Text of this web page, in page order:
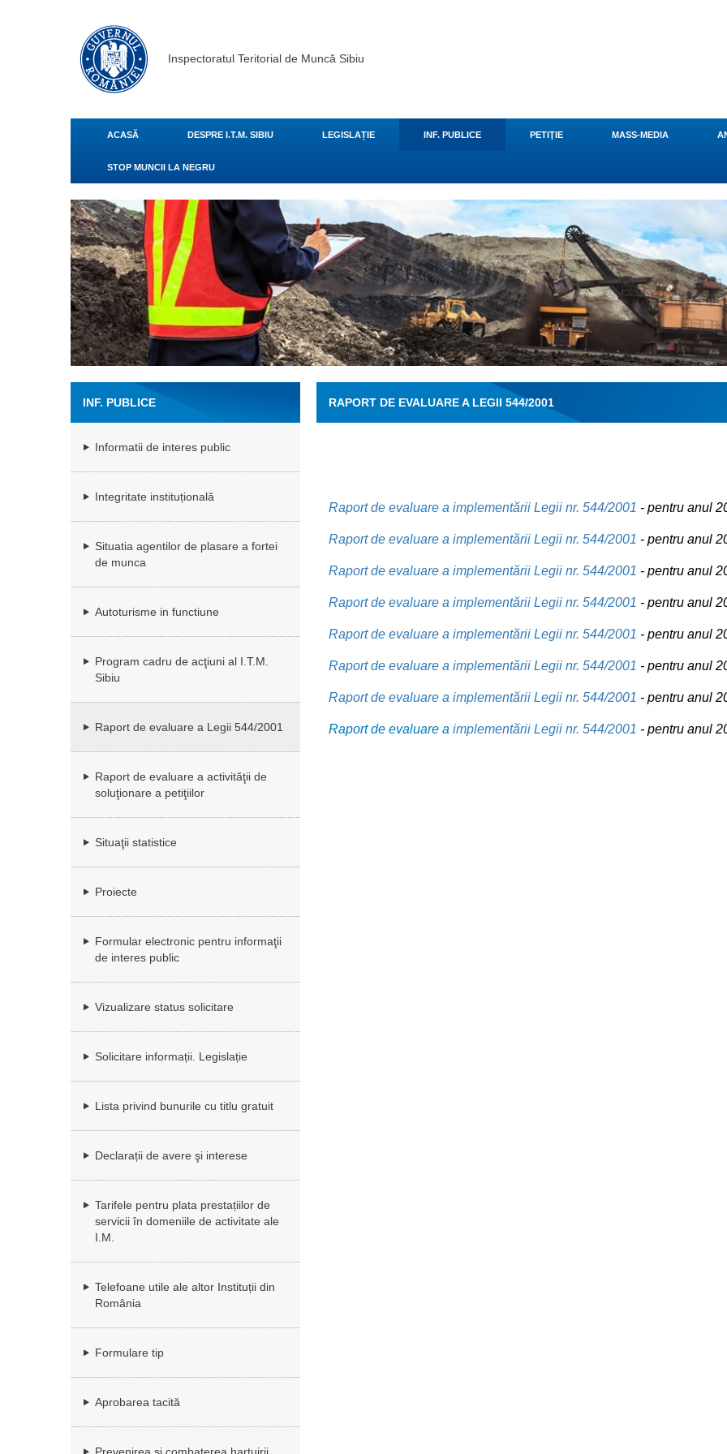
Inspectoratul Teritorial de Muncă Sibiu
ACASĂ DESPRE I.T.M. SIBIU LEGISLAȚIE INF. PUBLICE PETIŢIE MASS-MEDIA
STOP MUNCII LA NEGRU
INF. PUBLICE
Informatii de interes public
Integritate instituțională
Situatia agentilor de plasare a fortei
de munca
Autoturisme in functiune
Program cadru de acţiuni al I.T.M.
Sibiu
Raport de evaluare a Legii 544/2001
Raport de evaluare a activităţii de
soluţionare a petiţiilor
Situaţii statistice
Proiecte
Formular electronic pentru informaţii
de interes public
Vizualizare status solicitare
Solicitare informații. Legislație
Lista privind bunurile cu titlu gratuit
Declarații de avere şi interese
Tarifele pentru plata prestațiilor de
servicii în domeniile de activitate ale
I.M.
Telefoane utile ale altor Instituții din
România
Formulare tip
Aprobarea tacită
RAPORT DE EVALUARE A LEGII 544/2001
Raport de evaluare a implementării Legii nr. 544/2001 - pentru anul
Raport de evaluare a implementării Legii nr. 544/2001 - pentru anul
Raport de evaluare a implementării Legii nr. 544/2001 - pentru anul
Raport de evaluare a implementării Legii nr. 544/2001 - pentru anul
Raport de evaluare a implementării Legii nr. 544/2001 - pentru anul
Raport de evaluare a implementării Legii nr. 544/2001 - pentru anul
Raport de evaluare a implementării Legii nr. 544/2001 - pentru anul
Raport de evaluare a implementării Legii nr. 544/2001 - pentru anul